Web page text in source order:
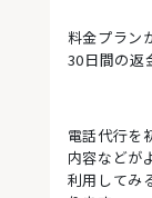
料金プラン
30日間の返
電話代行を
内容などが
利用してみ